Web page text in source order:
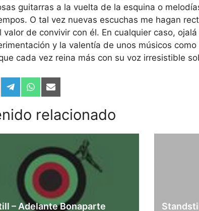
guitarras a la vuelta de la esquina o
O tal vez nuevas escuchas me hagan
valor de convivir con él. En cualquier caso,
y la valentía de unos músicos
cada vez reina más con su voz irresistible
Compartir
en
Telegram
Compartir
en
WhatsApp
Compartir
en
Email
relacionado
– Adelante Bonaparte